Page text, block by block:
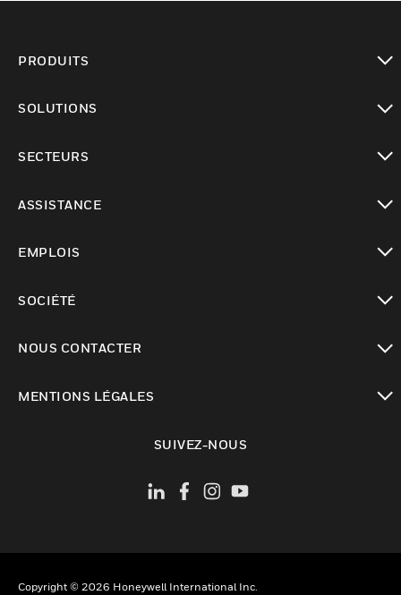
PRODUITS
SOLUTIONS
SECTEURS
ASSISTANCE
EMPLOIS
SOCIÉTÉ
NOUS CONTACTER
MENTIONS LÉGALES
SUIVEZ-NOUS
Copyright © 2026 Honeywell International Inc.